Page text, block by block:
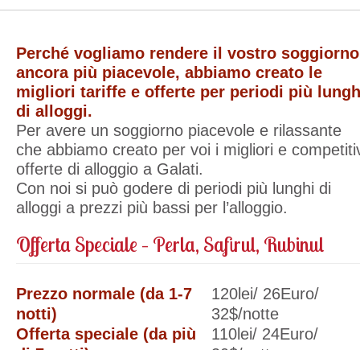
Perché vogliamo rendere il vostro soggiorno
ancora più piacevole, abbiamo creato le
migliori tariffe e offerte per periodi più
di alloggi.
Per avere un soggiorno piacevole e rilassante
che abbiamo creato per voi i migliori e
offerte di alloggio a Galati.
Con noi si può godere di periodi più lunghi di
alloggi a prezzi più bassi per l’alloggio.
Offerta Speciale – Perla, Safirul, Rubinul
Prezzo normale (da 1-7
notti)
120lei/ 26Euro/
32$/notte
Offerta speciale (da più
110lei/ 24Euro/